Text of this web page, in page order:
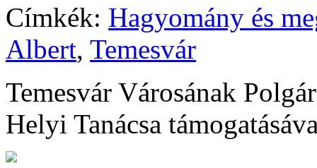
Címkék: Hagyomány és
Albert, Temesvár
Temesvár Városának
Helyi Tanácsa